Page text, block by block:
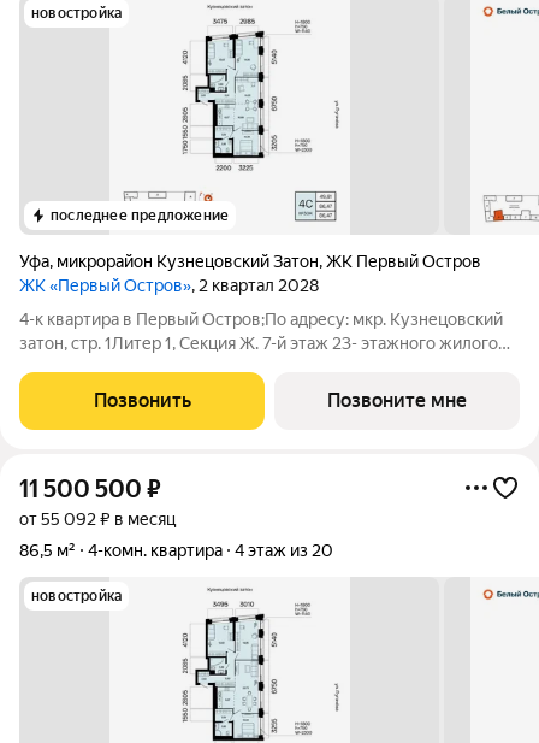
новостройка
последнее предложение
Уфа, микрорайон Кузнецовский Затон,ЖК Первый Остров
ЖК «Первый Остров», 2 квартал 2028
4-к квартира в Первый Остров;По адресу: мкр. Кузнецовский
затон, стр. 1Литер 1, Секция Ж. 7-й этаж 23- этажного жилого
ГК "Первый Трест".Срок окончания строительства: 4 квартал
2028
Позвонить Позвоните мне
11 500 500 ₽
от 55 092 ₽ в месяц
86,5 м²
4-комн. квартира 4 этаж из 20
новостройка